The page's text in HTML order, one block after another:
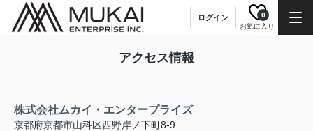
ログイン
お気に入り
0
アクセス情報
株式会社ムカイ・エンタープライズ
京都府京都市山科区西野岸ノ下町8-9